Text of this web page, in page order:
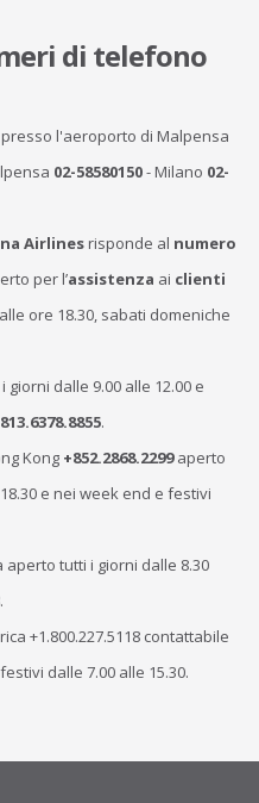
di telefono
l'aeroporto di Malpensa
02-58580150- Milano 02-
Airlinesrisponde al numero
per l’assistenza ai clienti
ore 18.30, sabati domeniche
dalle 9.00 alle 12.00 e
.
Kong +852.2868.2299aperto
e nei week end e festivi
aperto tutti i giorni dalle 8.30
+1.800.227.5118 contattabile
dalle 7.00 alle 15.30.